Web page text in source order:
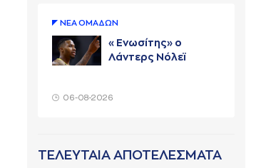
ΝΕA ΟΜAΔΩΝ
«Ενωσίτης» ο
Λάντερς Νόλεϊ
06-08-2026
ΤΕΛΕΥΤΑΙΑ ΑΠΟΤΕΛΕΣΜΑΤΑ